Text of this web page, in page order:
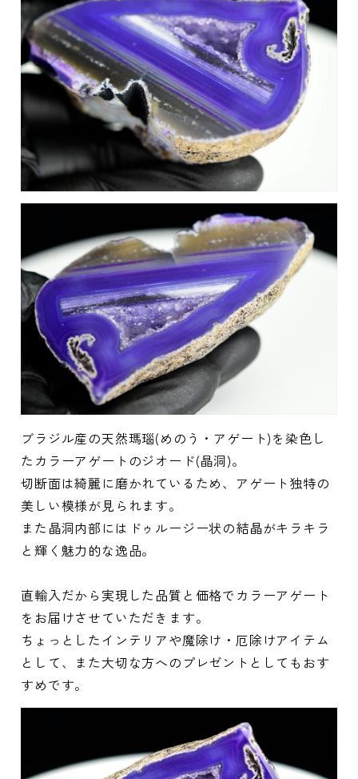
ブラジル産の天然瑪瑙(めのう・アゲート)を染色し
たカラーアゲートのジオード(晶洞)。
切断面は綺麗に磨かれているため、アゲート独特の
美しい模様が見られます。
また晶洞内部にはドゥルージー状の結晶がキラキラ
と輝く魅力的な逸品。
直輸入だから実現した品質と価格でカラーアゲート
をお届けさせていただきます。
ちょっとしたインテリアや魔除け・厄除けアイテム
として、また大切な方へのプレゼントとしてもおす
すめです。